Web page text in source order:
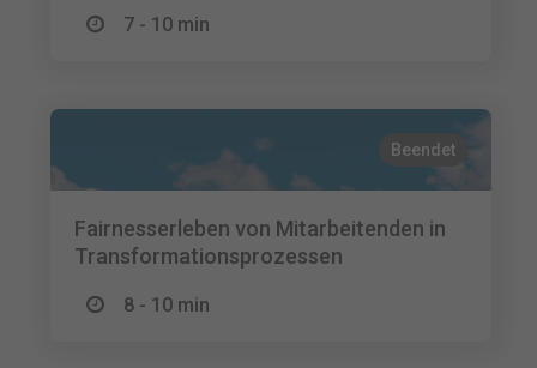
7 - 10 min
Beendet
Fairnesserleben von Mitarbeitenden in
Transformationsprozessen
8 - 10 min